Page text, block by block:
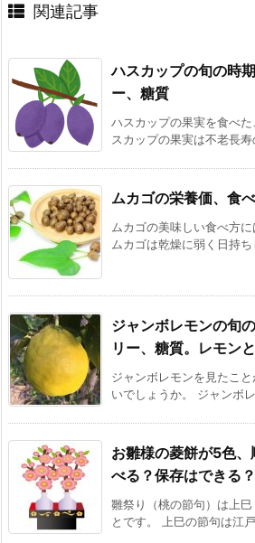
関連記事
ハスカップの旬の時
ー、糖質
ハスカップの果実を食べ
スカップの果実は不老長
ムカゴの栄養価、食
ムカゴの美味しい食べ方に
ムカゴは乾燥に弱く日持
ジャンボレモンの旬
リー、糖質。レモンと
ジャンボレモンを見たこ
いでしょうか。 ジャンボ
お雛様の菱餅が5色
べる？保存はできる？
雛祭り（桃の節句）は上
とです。 上巳の節句は江